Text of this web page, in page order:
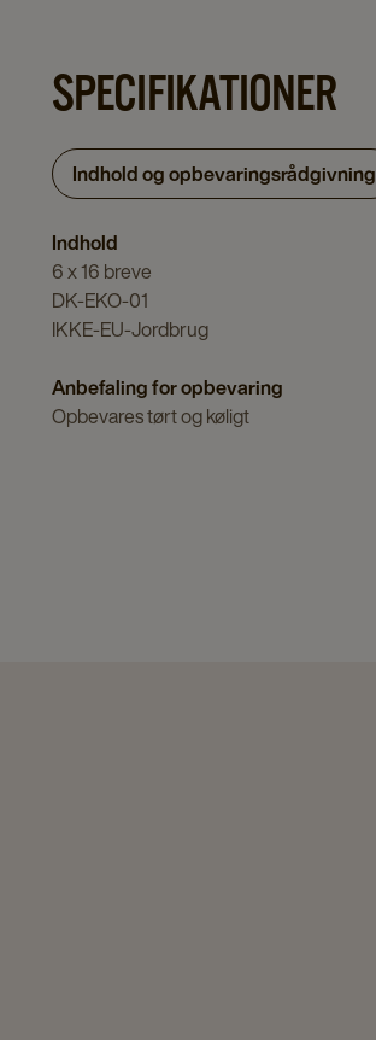
SPECIFIKATIONER
Indhold og opbevaringsrådgivning
Indhold
6 x 16 breve
DK-EKO-01
IKKE-EU-Jordbrug
Anbefaling for opbevaring
Opbevares tørt og køligt